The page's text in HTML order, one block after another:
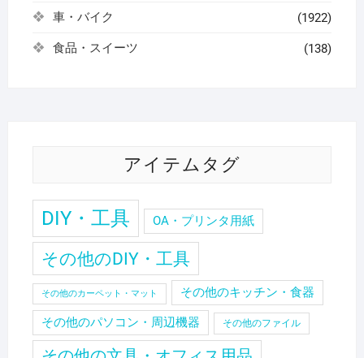
車・バイク (1922)
食品・スイーツ (138)
アイテムタグ
DIY・工具 OA・プリンタ用紙
その他のDIY・工具
その他のカーペット・マット その他のキッチン・食器
その他のパソコン・周辺機器 その他のファイル